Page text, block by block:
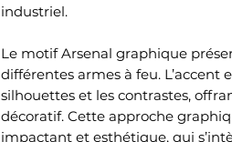
industriel.
Le motif Arsenal graphique
différentes armes à feu. L’accent
silhouettes et les contrastes,
décoratif. Cette approche
impactant et esthétique, qui